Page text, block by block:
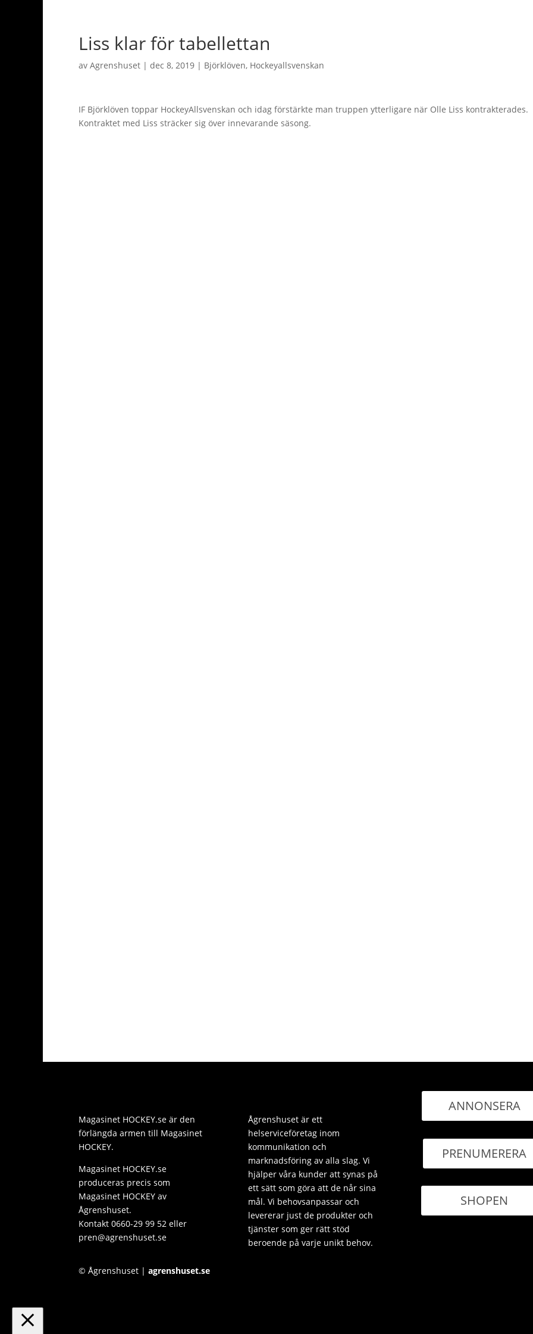
Liss klar för tabellettan
av Agrenshuset | dec 8, 2019 | Björklöven, Hockeyallsvenskan
IF Björklöven toppar HockeyAllsvenskan och idag förstärkte man truppen ytterligare när Olle Liss kontrakterades.
Kontraktet med Liss sträcker sig över innevarande säsong.
Magasinet HOCKEY.se är den
förlängda armen till Magasinet
HOCKEY.
Magasinet HOCKEY.se
produceras precis som
Magasinet HOCKEY av
Ågrenshuset.
Kontakt 0660-29 99 52 eller
pren@agrenshuset.se
Ågrenshuset är ett
helserviceföretag inom
kommunikation och
marknadsföring av alla slag. Vi
hjälper våra kunder att synas på
ett sätt som göra att de når sina
mål. Vi behovsanpassar och
levererar just de produkter och
tjänster som ger rätt stöd
beroende på varje unikt behov.
ANNONSERA
PRENUMERERA
SHOPEN
© Ågrenshuset | agrenshuset.se